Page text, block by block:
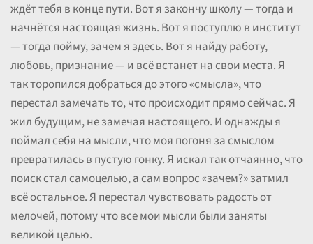
ждёт тебя в конце пути. Вот я закончу школу — тогда и
начнётся настоящая жизнь. Вот я поступлю в институт
— тогда пойму, зачем я здесь. Вот я найду работу,
любовь, признание — и всё встанет на свои места. Я
так торопился добраться до этого «смысла», что
перестал замечать то, что происходит прямо сейчас. Я
жил будущим, не замечая настоящего. И однажды я
поймал себя на мысли, что моя погоня за смыслом
превратилась в пустую гонку. Я искал так отчаянно, что
поиск стал самоцелью, а сам вопрос «зачем?» затмил
всё остальное. Я перестал чувствовать радость от
мелочей, потому что все мои мысли были заняты
великой целью.